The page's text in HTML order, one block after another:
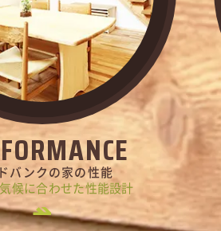
バンクの家の性能
候に合わせた性能設計